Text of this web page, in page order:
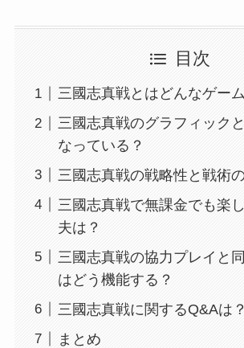
目次
三國志真戦とはどんなゲー
三國志真戦のグラフィック
なっている？
三國志真戦の戦略性と戦術
三國志真戦で無課金でも楽
夫は？
三國志真戦の協力プレイと
はどう機能する？
三國志真戦に関するQ&Aは？
まとめ